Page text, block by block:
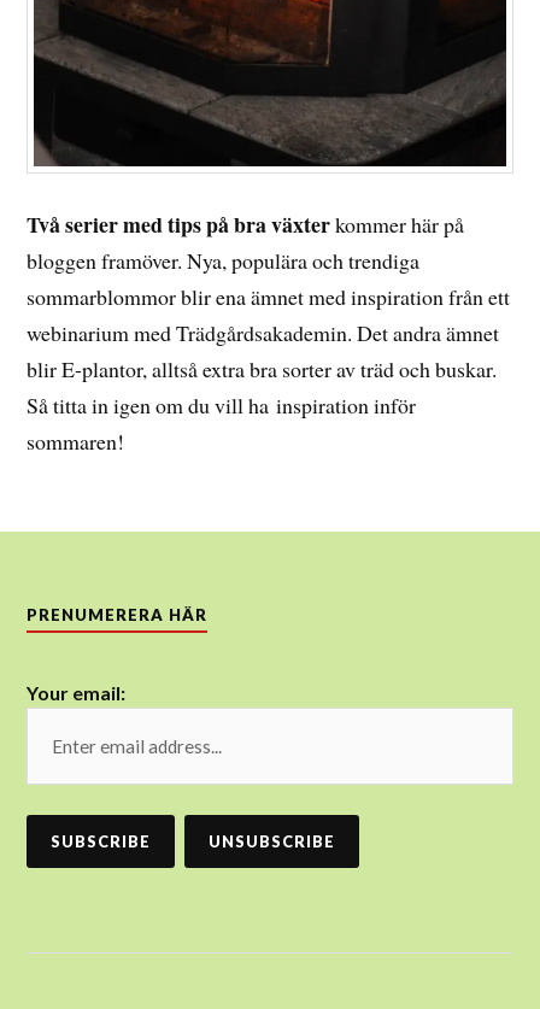
Två serier med tips på bra växterkommer här på
bloggen framöver. Nya, populära och trendiga
sommarblommor blir ena ämnet med inspiration från ett
webinarium med Trädgårdsakademin. Det andra ämnet
blir E-plantor, alltså extra bra sorter av träd och buskar.
Så titta in igen om du vill ha inspiration inför
sommaren!
PRENUMERERA HÄR
Your email: